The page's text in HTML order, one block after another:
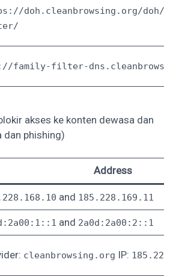
doh.cleanbrowsing.org/doh/
family-filter-
akses ke konten dewasa dan
dan phishing‎)
Address
and 185.228.169.11
and 2a0d:2a00:2::1
cleanbrowsing.org IP: